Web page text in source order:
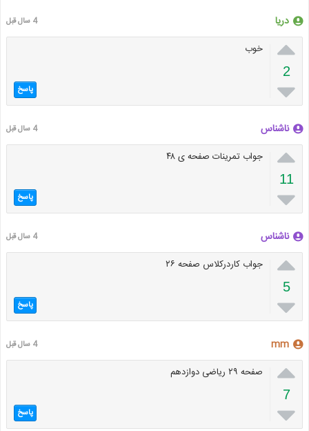
دریا 4 سال قبل

2

خوب
پاسخ
ناشناس 4 سال قبل

11

جواب تمرینات صفحه ی ۴۸
پاسخ
ناشناس 4 سال قبل

5

جواب کاردرکلاس صفحه ۲۶
پاسخ
mm 4 سال قبل

7

صفحه ۲۹ ریاضی دوازدهم
پاسخ